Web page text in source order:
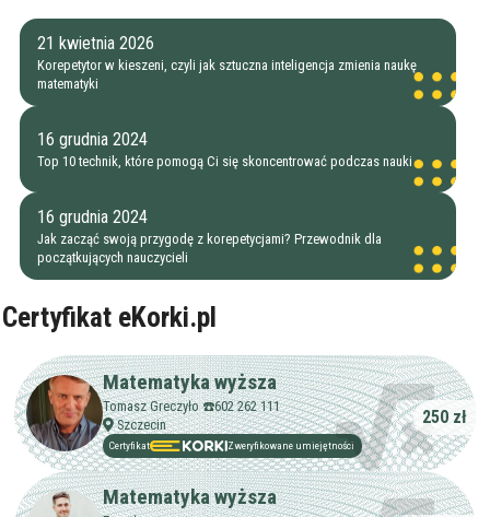
Filtry
Szukaj w promieniu
km
Moja lokalizacja
21 kwietnia 2026
Korepetytor w kieszeni, czyli jak sztuczna inteligencja zmienia naukę
matematyki
16 grudnia 2024
Top 10 technik, które pomogą Ci się skoncentrować podczas nauki
16 grudnia 2024
Jak zacząć swoją przygodę z korepetycjami? Przewodnik dla
początkujących nauczycieli
Certyfikat eKorki.pl
Matematyka wyższa
Tomasz Greczyło ☎️602 262 111
Szczecin
Certyfikat Zweryfikowane umiejętności
250 zł
Matematyka wyższa